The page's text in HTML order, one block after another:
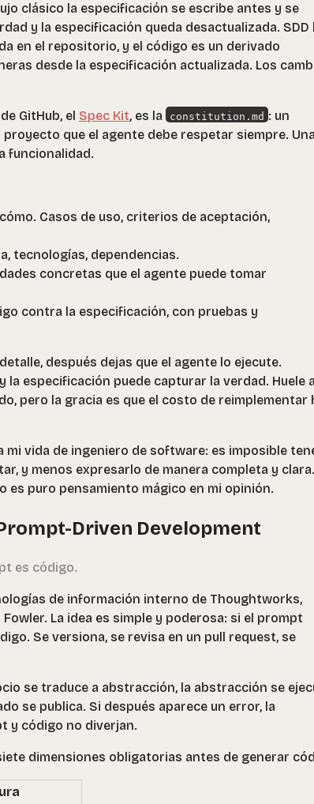
clásico la especificación se escribe antes y se
y la especificación queda desactualizada. SDD
en el repositorio, y el código es un derivado
desde la especificación actualizada. Los
GitHub, el Spec Kit, es la constitution.md : un
que el agente debe respetar siempre.
funcionalidad.
Casos de uso, criterios de aceptación,
tecnologías, dependencias.
concretas que el agente puede tomar
contra la especificación, con pruebas y
después dejas que el agente lo ejecute.
la especificación puede capturar la verdad. Huele
pero la gracia es que el costo de reimplementar
vida de ingeniero de software: es imposible
y menos expresarlo de manera completa y clara.
es puro pensamiento mágico en mi opinión.
Driven Development
es código.
de información interno de Thoughtworks,
La idea es simple y poderosa: si el prompt
Se versiona, se revisa en un pull request, se
se traduce a abstracción, la abstracción se
se publica. Si después aparece un error, la
y código no diverjan.
dimensiones obligatorias antes de generar